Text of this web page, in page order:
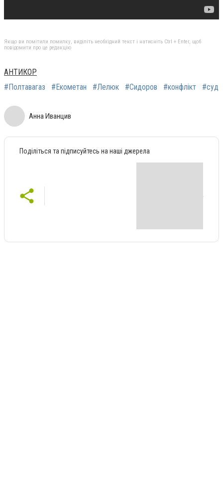
Якщо ви помітили помилку, виділіть необхідний текст і натисніть Ctrl + Enter, щоб
повідомити про це редакцію
АНТИКОР
#Полтавагаз
#Екометан #Лелюк #Сидоров #конфлікт #суд
Анна Иванцив
Поділіться та підписуйтесь на наші джерела